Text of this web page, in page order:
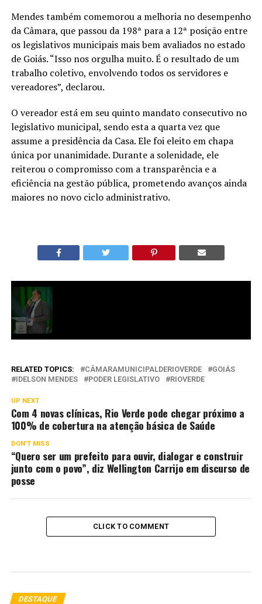
Mendes também comemorou a melhoria no desempenho
da Câmara, que passou da 198ª para a 12ª posição entre
os legislativos municipais mais bem avaliados no estado
de Goiás. “Isso nos orgulha muito. É o resultado de um
trabalho coletivo, envolvendo todos os servidores e
vereadores”, declarou.
O vereador está em seu quinto mandato consecutivo no
legislativo municipal, sendo esta a quarta vez que
assume a presidência da Casa. Ele foi eleito em chapa
única por unanimidade. Durante a solenidade, ele
reiterou o compromisso com a transparência e a
eficiência na gestão pública, prometendo avanços ainda
maiores no novo ciclo administrativo.
RELATED TOPICS: CÂMARAMUNICIPALDERIOVERDE
GOIÁS
IDELSON MENDES
PODER LEGISLATIVO RIOVERDE
UP NEXT
Com 4 novas clínicas, Rio Verde pode chegar próximo a
100% de cobertura na atenção básica de Saúde
DON'T MISS
“Quero ser um prefeito para ouvir, dialogar e construir
junto com o povo”, diz Wellington Carrijo em discurso de
posse
CLICK TO COMMENT
DESTAQUE